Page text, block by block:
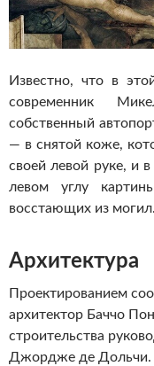
Известно, что в
современник
собственный
— в снятой коже,
своей левой руке, и
левом углу
восстающих из могил.
Архитектура
Проектированием
архитектор Баччо
строительства
Джордже де Дольчи.